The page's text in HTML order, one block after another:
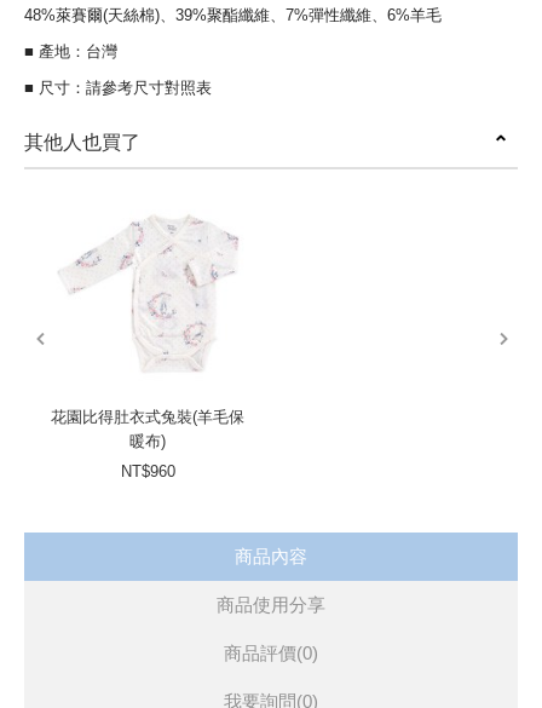
48%萊賽爾(天絲棉)、39%聚酯纖維、7%彈性纖維、6%羊毛
■ 產地：台灣
■ 尺寸：請參考尺寸對照表
其他人也買了
花園比得肚衣式兔裝(羊毛保
暖布)
NT$960
商品內容
商品使用分享
商品評價(0)
我要詢問(0)